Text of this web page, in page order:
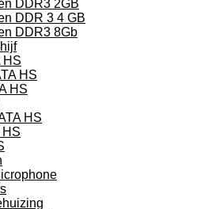
DDR3 2GB
DDR 3 4 GB
DDR3 8Gb
HS
HS
HS
HS
HS